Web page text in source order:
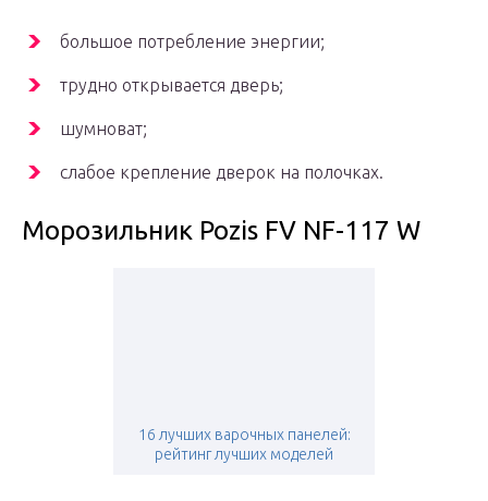
большое потребление энергии;
трудно открывается дверь;
шумноват;
слабое крепление дверок на полочках.
Морозильник Pozis FV NF-117 W
16 лучших варочных панелей:
рейтинг лучших моделей